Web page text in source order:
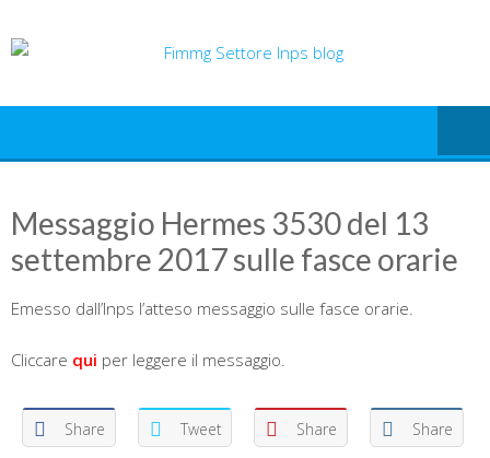
to
Messaggio Hermes 3530 del 13
settembre 2017 sulle fasce orarie
Emesso dall’Inps l’atteso messaggio sulle fasce orarie.
Cliccare qui per leggere il messaggio.
Share Tweet Share Share